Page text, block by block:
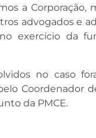
a Corporação,
advogados e
exercício da
no caso
Coordenador
da PMCE.